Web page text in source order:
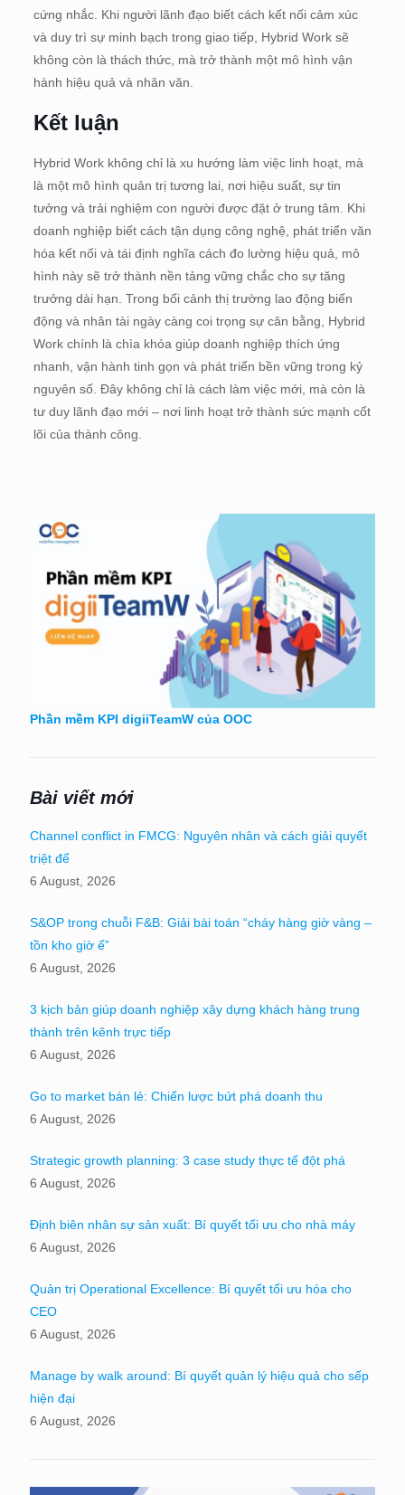
cứng nhắc. Khi người lãnh đạo biết cách kết nối cảm xúc
và duy trì sự minh bạch trong giao tiếp, Hybrid Work sẽ
không còn là thách thức, mà trở thành một mô hình vận
hành hiệu quả và nhân văn.
Kết luận
Hybrid Work không chỉ là xu hướng làm việc linh hoạt, mà
là một mô hình quản trị tương lai, nơi hiệu suất, sự tin
tưởng và trải nghiệm con người được đặt ở trung tâm. Khi
doanh nghiệp biết cách tận dụng công nghệ, phát triển văn
hóa kết nối và tái định nghĩa cách đo lường hiệu quả, mô
hình này sẽ trở thành nền tảng vững chắc cho sự tăng
trưởng dài hạn. Trong bối cảnh thị trường lao động biến
động và nhân tài ngày càng coi trọng sự cân bằng, Hybrid
Work chính là chìa khóa giúp doanh nghiệp thích ứng
nhanh, vận hành tinh gọn và phát triển bền vững trong kỷ
nguyên số. Đây không chỉ là cách làm việc mới, mà còn là
tư duy lãnh đạo mới – nơi linh hoạt trở thành sức mạnh cốt
lõi của thành công.
Phần mềm KPI digiiTeamW của OOC
Bài viết mới
Channel conflict in FMCG: Nguyên nhân và cách giải quyết
triệt để
6 August, 2026
S&OP trong chuỗi F&B: Giải bài toán “cháy hàng giờ vàng –
tồn kho giờ ế”
6 August, 2026
3 kịch bản giúp doanh nghiệp xây dựng khách hàng trung
thành trên kênh trực tiếp
6 August, 2026
Go to market bán lẻ: Chiến lược bứt phá doanh thu
6 August, 2026
Strategic growth planning: 3 case study thực tế đột phá
6 August, 2026
Định biên nhân sự sản xuất: Bí quyết tối ưu cho nhà máy
6 August, 2026
Quản trị Operational Excellence: Bí quyết tối ưu hóa cho
CEO
6 August, 2026
Manage by walk around: Bí quyết quản lý hiệu quả cho sếp
hiện đại
6 August, 2026